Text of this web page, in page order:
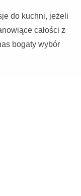
do kuchni, jeżeli
całości z
bogaty wybór